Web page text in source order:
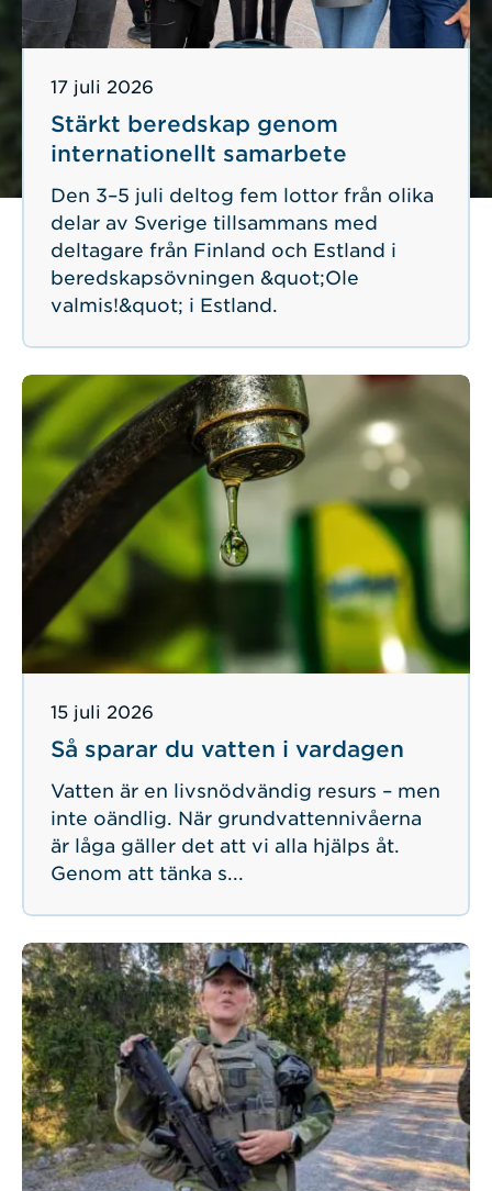
Stärkt beredskap genom
internationellt samarbete
Publicerad
17 juli 2026
Den 3–5 juli deltog fem lottor från olika
delar av Sverige tillsammans med
deltagare från Finland och Estland i
beredskapsövningen &quot;Ole
valmis!&quot; i Estland.
Så sparar du vatten i vardagen
Publicerad
15 juli 2026
Vatten är en livsnödvändig resurs – men
inte oändlig. När grundvattennivåerna
är låga gäller det att vi alla hjälps åt.
Genom att tänka s...